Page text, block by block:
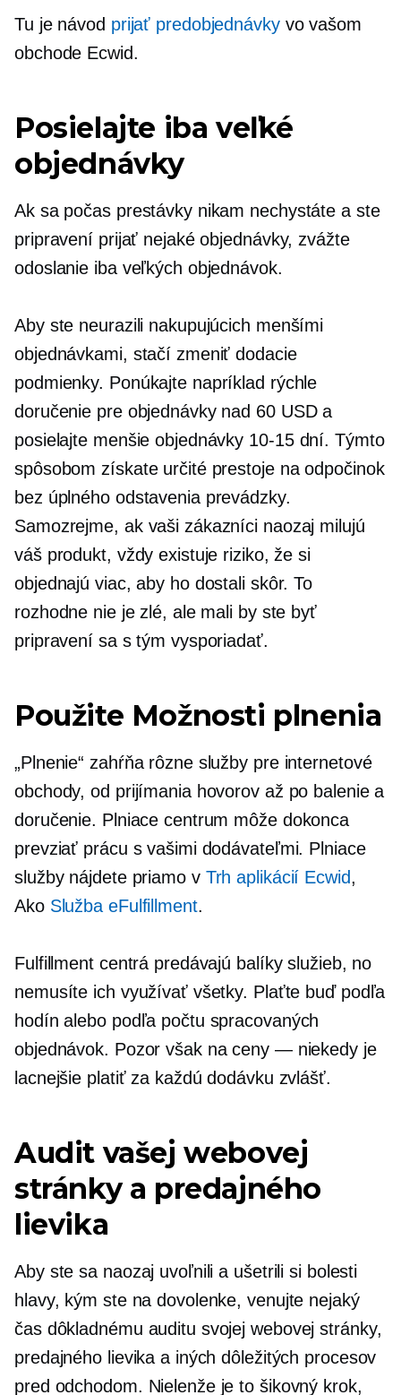
Tu je návod prijať predobjednávkyvo vašom
obchode Ecwid.
Posielajte iba veľké
objednávky
Ak sa počas prestávky nikam nechystáte a ste
pripravení prijať nejaké objednávky, zvážte
odoslanie iba veľkých objednávok.
Aby ste neurazili nakupujúcich menšími
objednávkami, stačí zmeniť dodacie
podmienky. Ponúkajte napríklad rýchle
doručenie pre objednávky nad 60 USD a
posielajte menšie objednávky 10-15dní. Týmto
spôsobom získate určité prestoje na odpočinok
bez úplného odstavenia prevádzky.
Samozrejme, ak vaši zákazníci naozaj milujú
váš produkt, vždy existuje riziko, že si
objednajú viac, aby ho dostali skôr. To
rozhodne nie je zlé, ale mali by ste byť
pripravení sa s tým vysporiadať.
Použite Možnosti plnenia
„Plnenie“ zahŕňa rôzne služby pre internetové
obchody, od prijímania hovorov až po balenie a
doručenie. Plniace centrum môže dokonca
prevziať prácu s vašimi dodávateľmi. Plniace
služby nájdete priamo v Trh aplikácií Ecwid,
Ako Služba eFulfillment.
Fulfillment centrá predávajú balíky služieb, no
nemusíte ich využívať všetky. Plaťte buď podľa
hodín alebo podľa počtu spracovaných
objednávok. Pozor však na ceny — niekedy je
lacnejšie platiť za každú dodávku zvlášť.
Audit vašej webovej
stránky a predajného
lievika
Aby ste sa naozaj uvoľnili a ušetrili si bolesti
hlavy, kým ste na dovolenke, venujte nejaký
čas dôkladnému auditu svojej webovej stránky,
predajného lievika a iných dôležitých procesov
pred odchodom. Nielenže je to šikovný krok,